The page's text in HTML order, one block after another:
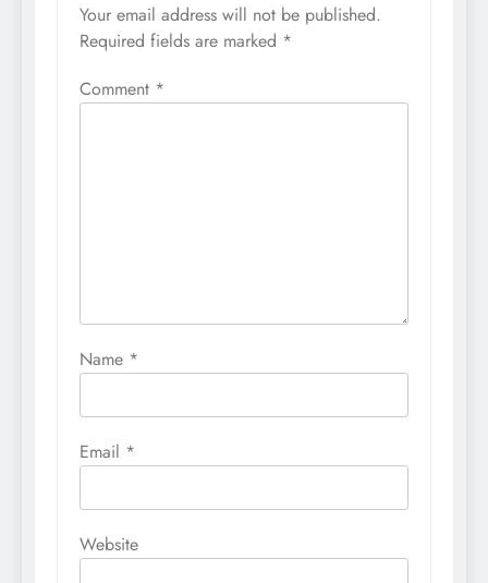
Your email address will not be published.
Required fields are marked *
Comment *
Name *
Email *
Website